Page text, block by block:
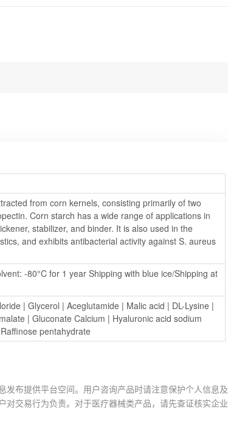
from corn kernels, consisting primarily of two
Corn starch has a wide range of applications in
stabilizer, and binder. It is also used in the
and exhibits antibacterial activity against S. aureus
-80°C for 1 year Shipping with blue ice/Shipping at
| Glycerol | Aceglutamide | Malic acid | DL-Lysine
| Gluconate Calcium | Hyaluronic acid sodium
pentahydrate
布提供平台空间。用户咨询产品时请注意保护个人信息及
交易行为负责。对于医疗器械类产品，请先查证核实企业